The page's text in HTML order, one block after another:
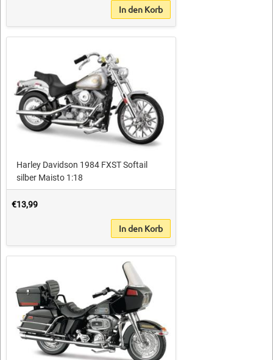
In den Korb
Harley Davidson 1984 FXST Softail
silber Maisto 1:18
€13,99
In den Korb